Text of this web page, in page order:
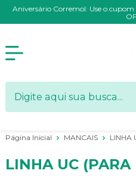
Aniversário Corremol: Use o
Página Inicial MANCAIS LINHA
LINHA UC (PARA